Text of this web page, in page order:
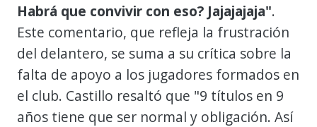
Habrá que convivir con eso? Jajajajaja".
Este comentario, que refleja la frustración
del delantero, se suma a su crítica sobre la
falta de apoyo a los jugadores formados en
el club. Castillo resaltó que "9 títulos en 9
años tiene que ser normal y obligación. Así